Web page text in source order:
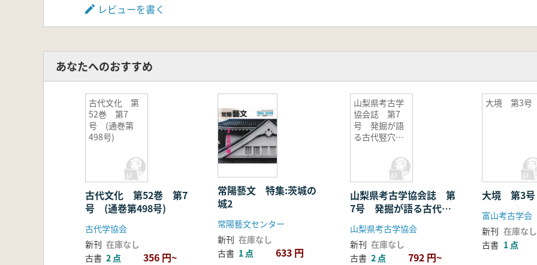
レビューを書く
あなたへのおすすめ
古代文化 第
52巻 第7
号 (通巻第
498号)
古代文化 第52巻 第7
号 (通巻第498号)
古代学協会
新刊 在庫なし
古書 2 点 356 円~
常陽藝文 特集:茨城の
城2
常陽藝文センター
新刊 在庫なし
古書 1 点 633 円
山梨県考古学
協会誌 第7
号 発掘が語
る古代竪穴住
山梨県考古学協会誌 第
7号 発掘が語る古代竪
山梨県考古学協会
新刊 在庫なし
古書 2 点 792 円~
大境 第3号
大境 第3号
富山考古学会
新刊 在庫なし
古書 1 点